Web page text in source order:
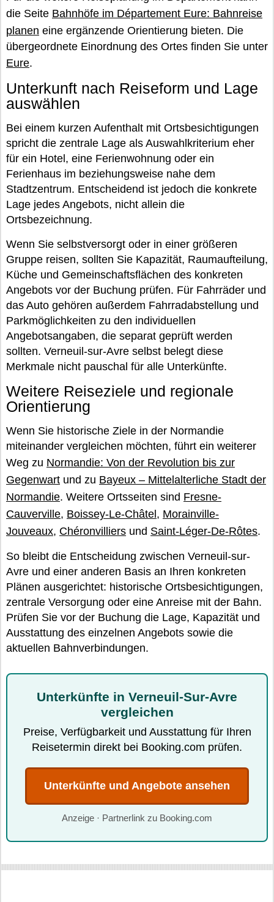
die Seite Bahnhöfe im Département Eure: Bahnreise
planen eine ergänzende Orientierung bieten. Die
übergeordnete Einordnung des Ortes finden Sie unter
Eure.
Unterkunft nach Reiseform und Lage
auswählen
Bei einem kurzen Aufenthalt mit Ortsbesichtigungen
spricht die zentrale Lage als Auswahlkriterium eher
für ein Hotel, eine Ferienwohnung oder ein
Ferienhaus im beziehungsweise nahe dem
Stadtzentrum. Entscheidend ist jedoch die konkrete
Lage jedes Angebots, nicht allein die
Ortsbezeichnung.
Wenn Sie selbstversorgt oder in einer größeren
Gruppe reisen, sollten Sie Kapazität, Raumaufteilung,
Küche und Gemeinschaftsflächen des konkreten
Angebots vor der Buchung prüfen. Für Fahrräder und
das Auto gehören außerdem Fahrradabstellung und
Parkmöglichkeiten zu den individuellen
Angebotsangaben, die separat geprüft werden
sollten. Verneuil-sur-Avre selbst belegt diese
Merkmale nicht pauschal für alle Unterkünfte.
Weitere Reiseziele und regionale
Orientierung
Wenn Sie historische Ziele in der Normandie
miteinander vergleichen möchten, führt ein weiterer
Weg zu Normandie: Von der Revolution bis zur
Gegenwart und zu Bayeux – Mittelalterliche Stadt der
Normandie. Weitere Ortsseiten sind Fresne-
Cauverville, Boissey-Le-Châtel , Morainville-
Jouveaux, Chéronvilliers und Saint-Léger-De-Rôtes.
So bleibt die Entscheidung zwischen Verneuil-sur-
Avre und einer anderen Basis an Ihren konkreten
Plänen ausgerichtet: historische Ortsbesichtigungen,
zentrale Versorgung oder eine Anreise mit der Bahn.
Prüfen Sie vor der Buchung die Lage, Kapazität und
Ausstattung des einzelnen Angebots sowie die
aktuellen Bahnverbindungen.
Unterkünfte in Verneuil-Sur-Avre
vergleichen
Preise, Verfügbarkeit und Ausstattung für Ihren
Reisetermin direkt bei Booking.com prüfen.
Unterkünfte und Angebote ansehen
Anzeige · Partnerlink zu Booking.com